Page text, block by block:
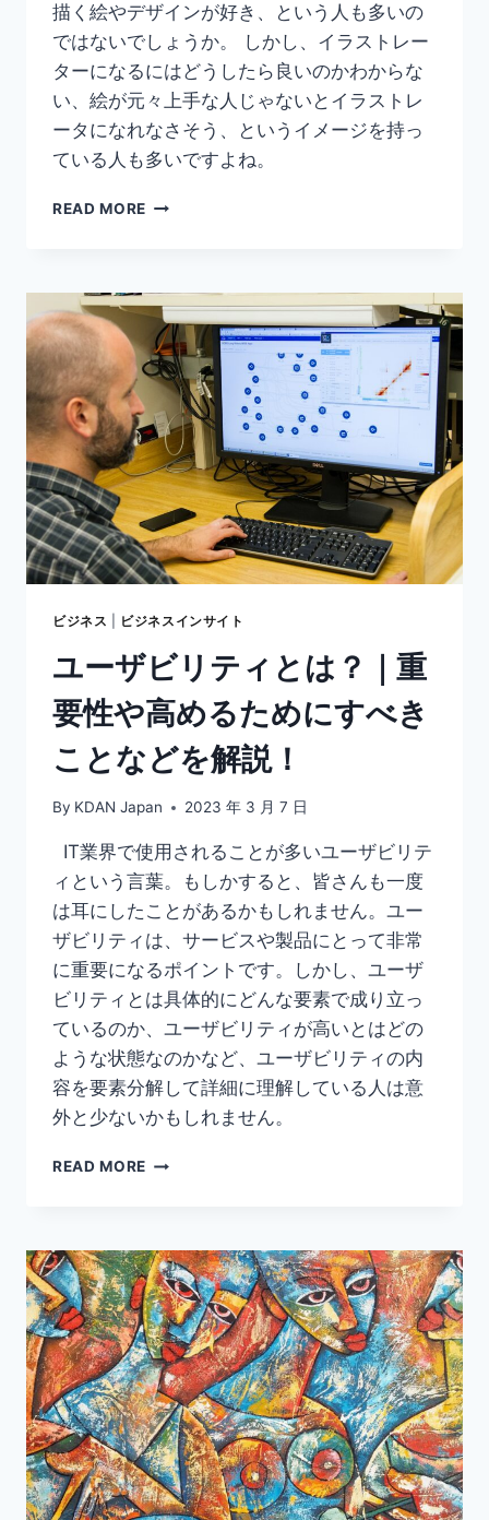
描く絵やデザインが好き、という人も多いの
ではないでしょうか。 しかし、イラストレー
ターになるにはどうしたら良いのかわからな
い、絵が元々上手な人じゃないとイラストレ
ータになれなさそう、というイメージを持っ
ている人も多いですよね。
READ MORE 【独
で
イ
ラ
ス
ト
レ
ー
タ
ー
に
な
る
に
イ
ス
ト
レ
ー
タ
ー
に
る
方
法
３
選
ビジネス ビジネスインサイト
ユーザビリティとは？｜重
要性や高めるためにすべき
ことなどを解説！
By KDAN Japan 2023 年 3 月 7 日
IT業界で使用されることが多いユーザビリテ
ィという言葉。もしかすると、皆さんも一度
は耳にしたことがあるかもしれません。ユー
ザビリティは、サービスや製品にとって非常
に重要になるポイントです。しかし、ユーザ
ビリティとは具体的にどんな要素で成り立っ
ているのか、ユーザビリティが高いとはどの
ような状態なのかなど、ユーザビリティの内
容を要素分解して詳細に理解している人は意
外と少ないかもしれません。
READ MORE ユ
リ
テ
ィ
と
は？
｜
重
要
性
や
高
め